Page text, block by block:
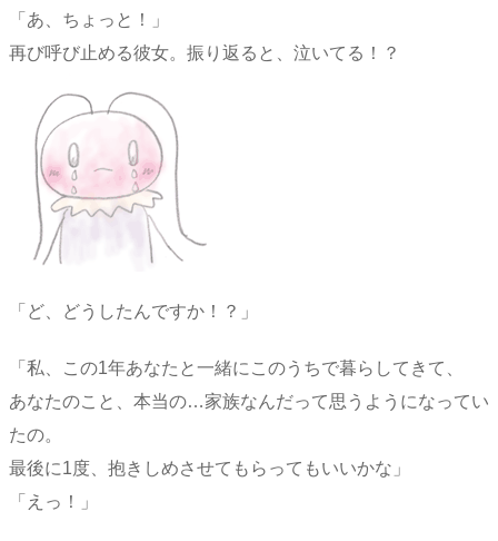
「あ、ちょっと！」
再び呼び止める彼女。振り返ると、泣いてる！？
「ど、どうしたんですか！？」
「私、この1年あなたと一緒にこのうちで暮らしてきて、
あなたのこと、本当の…家族なんだって思うようになってい
たの。
最後に1度、抱きしめさせてもらってもいいかな」
「えっ！」